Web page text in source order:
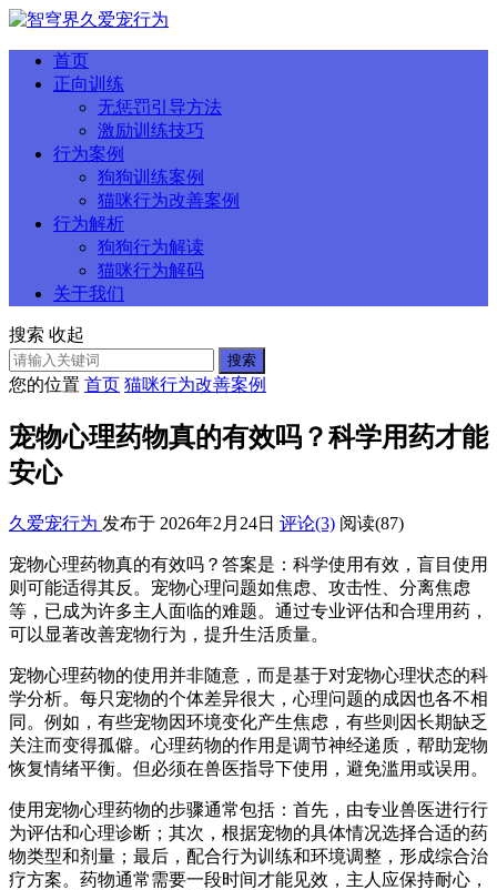
首页
正向训练
无惩罚引导方法
激励训练技巧
行为案例
狗狗训练案例
猫咪行为改善案例
行为解析
狗狗行为解读
猫咪行为解码
关于我们
搜索 收起
搜索
您的位置 首页 猫咪行为改善案例
宠物心理药物真的有效吗？科学用药才能
安心
久爱宠行为 发布于 2026年2月24日 评论(3) 阅读(87)
宠物心理药物真的有效吗？答案是：科学使用有效，盲目使用
则可能适得其反。宠物心理问题如焦虑、攻击性、分离焦虑
等，已成为许多主人面临的难题。通过专业评估和合理用药，
可以显著改善宠物行为，提升生活质量。
宠物心理药物的使用并非随意，而是基于对宠物心理状态的科
学分析。每只宠物的个体差异很大，心理问题的成因也各不相
同。例如，有些宠物因环境变化产生焦虑，有些则因长期缺乏
关注而变得孤僻。心理药物的作用是调节神经递质，帮助宠物
恢复情绪平衡。但必须在兽医指导下使用，避免滥用或误用。
使用宠物心理药物的步骤通常包括：首先，由专业兽医进行行
为评估和心理诊断；其次，根据宠物的具体情况选择合适的药
物类型和剂量；最后，配合行为训练和环境调整，形成综合治
疗方案。药物通常需要一段时间才能见效，主人应保持耐心，